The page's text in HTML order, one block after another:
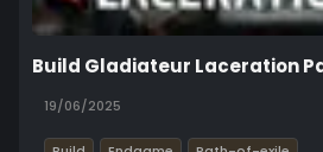
Build Gladiateur Laceration
19/06/2025